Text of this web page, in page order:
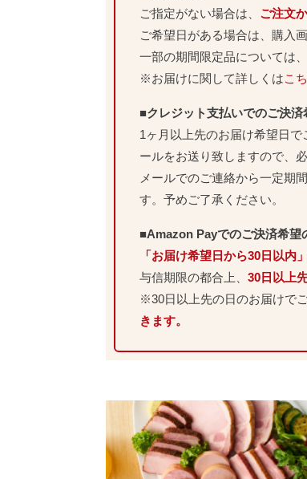
ご指定がない場合は、 ご注文
ご希望日がある場合は、購入
一部の期間限定品については
※お届けに関して詳しくはこ
■クレジット支払いでのご決済
1ヶ月以上先のお届け希望日
ールをお送り致しますので、
メールでのご連絡から一定期
す。予めご了承ください。
■Amazon Payでのご決済希望
「お届け希望日から30日以内」
与信期限の都合上、 30日以上
※30日以上先の日のお届けで
きます。